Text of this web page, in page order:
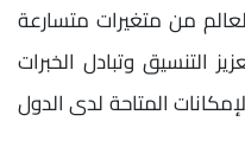
من متغيرات متسارعة
التنسيق وتبادل الخبرات
المتاحة لدى الدول